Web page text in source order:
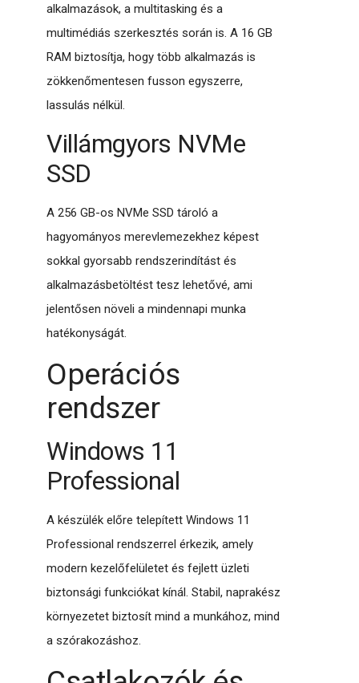
alkalmazások, a multitasking és a
multimédiás szerkesztés során is. A 16 GB
RAM biztosítja, hogy több alkalmazás is
zökkenőmentesen fusson egyszerre,
lassulás nélkül.
Villámgyors NVMe
SSD
A 256 GB-os NVMe SSD tároló a
hagyományos merevlemezekhez képest
sokkal gyorsabb rendszerindítást és
alkalmazásbetöltést tesz lehetővé, ami
jelentősen növeli a mindennapi munka
hatékonyságát.
Operációs
rendszer
Windows 11
Professional
A készülék előre telepített Windows 11
Professional rendszerrel érkezik, amely
modern kezelőfelületet és fejlett üzleti
biztonsági funkciókat kínál. Stabil, naprakész
környezetet biztosít mind a munkához, mind
a szórakozáshoz.